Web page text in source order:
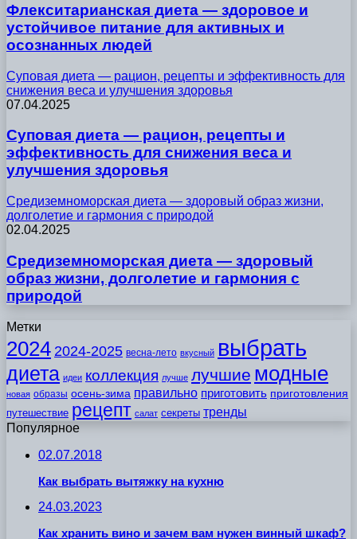
Флекситарианская диета — здоровое и
устойчивое питание для активных и
осознанных людей
Суповая диета — рацион, рецепты и эффективность для
снижения веса и улучшения здоровья
07.04.2025
Суповая диета — рацион, рецепты и
эффективность для снижения веса и
улучшения здоровья
Средиземноморская диета — здоровый образ жизни,
долголетие и гармония с природой
02.04.2025
Средиземноморская диета — здоровый
образ жизни, долголетие и гармония с
природой
Метки
2024 2024-2025 весна-лето вкусный выбрать
диета идеи коллекция лучше лучшие модные
новая образы осень-зима правильно приготовить приготовления
путешествие рецепт салат секреты тренды
Популярное
02.07.2018
Как выбрать вытяжку на кухню
24.03.2023
Как хранить вино и зачем вам нужен винный шкаф?